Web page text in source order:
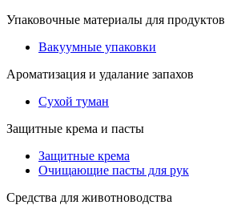
Упаковочные материалы для продуктов
Вакуумные упаковки
Ароматизация и удалание запахов
Сухой туман
Защитные крема и пасты
Защитные крема
Очищающие пасты для рук
Средства для животноводства